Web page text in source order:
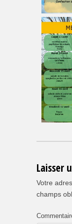
Laisser
Votre
champs